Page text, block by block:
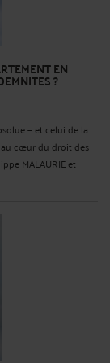
EN
?
— et celui de la
au cœur du droit des
MALAURIE et